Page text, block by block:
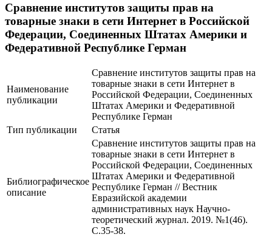
Сравнение институтов защиты прав на
товарные знаки в сети Интернет в Российской
Федерации, Соединенных Штатах Америки и
Федеративной Республике Герман
Наименование
публикации
Сравнение институтов защиты прав на
товарные знаки в сети Интернет в
Российской Федерации, Соединенных
Штатах Америки и Федеративной
Республике Герман
Тип публикации
Статья
Библиографическое
описание
Сравнение институтов защиты прав на
товарные знаки в сети Интернет в
Российской Федерации, Соединенных
Штатах Америки и Федеративной
Республике Герман // Вестник
Евразийской академии
административных наук Научно-
теоретический журнал. 2019. №1(46).
С.35-38.